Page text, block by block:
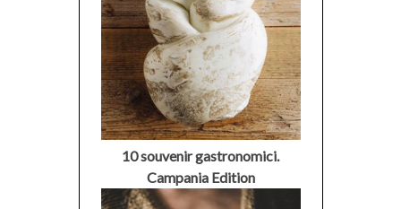
10 souvenir gastronomici.
Campania Edition